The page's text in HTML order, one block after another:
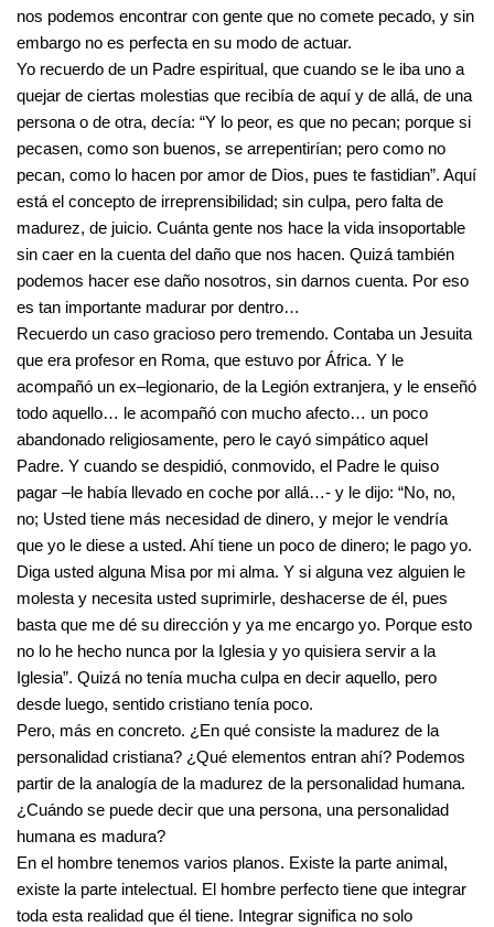
nos podemos encontrar con gente que no comete pecado, y sin
embargo no es perfecta en su modo de actuar.
Yo recuerdo de un Padre espiritual, que cuando se le iba uno a
quejar de ciertas molestias que recibía de aquí y de allá, de una
persona o de otra, decía: “Y lo peor, es que no pecan; porque si
pecasen, como son buenos, se arrepentirían; pero como no
pecan, como lo hacen por amor de Dios, pues te fastidian”. Aquí
está el concepto de irreprensibilidad; sin culpa, pero falta de
madurez, de juicio. Cuánta gente nos hace la vida insoportable
sin caer en la cuenta del daño que nos hacen. Quizá también
podemos hacer ese daño nosotros, sin darnos cuenta. Por eso
es tan importante madurar por dentro…
Recuerdo un caso gracioso pero tremendo. Contaba un Jesuita
que era profesor en Roma, que estuvo por África. Y le
acompañó un ex–legionario, de la Legión extranjera, y le enseñó
todo aquello… le acompañó con mucho afecto… un poco
abandonado religiosamente, pero le cayó simpático aquel
Padre. Y cuando se despidió, conmovido, el Padre le quiso
pagar –le había llevado en coche por allá…- y le dijo: “No, no,
no; Usted tiene más necesidad de dinero, y mejor le vendría
que yo le diese a usted. Ahí tiene un poco de dinero; le pago yo.
Diga usted alguna Misa por mi alma. Y si alguna vez alguien le
molesta y necesita usted suprimirle, deshacerse de él, pues
basta que me dé su dirección y ya me encargo yo. Porque esto
no lo he hecho nunca por la Iglesia y yo quisiera servir a la
Iglesia”. Quizá no tenía mucha culpa en decir aquello, pero
desde luego, sentido cristiano tenía poco.
Pero, más en concreto. ¿En qué consiste la madurez de la
personalidad cristiana? ¿Qué elementos entran ahí? Podemos
partir de la analogía de la madurez de la personalidad humana.
¿Cuándo se puede decir que una persona, una personalidad
humana es madura?
En el hombre tenemos varios planos. Existe la parte animal,
existe la parte intelectual. El hombre perfecto tiene que integrar
toda esta realidad que él tiene. Integrar significa no solo